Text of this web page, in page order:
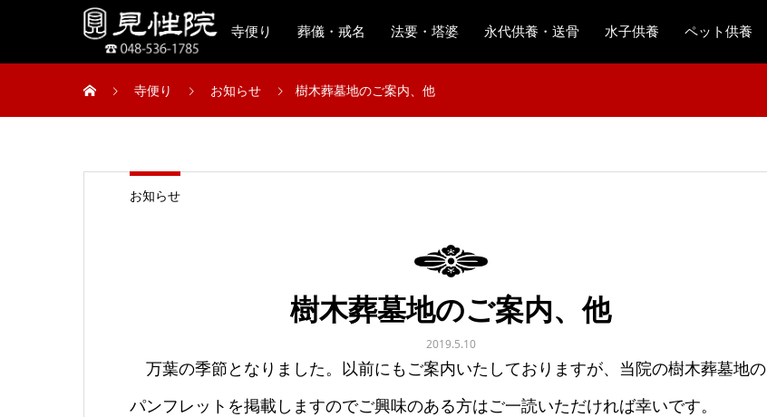
寺便り 葬儀・戒名 法要・塔婆 永代供養・送骨 水子供養 ペット供養
寺便り お知らせ 樹木葬墓地のご案内、他
お知らせ
樹木葬墓地のご案内、他
2019.5.10
万葉の季節となりました。以前にもご案内いたしておりますが、当院の樹木葬墓地の
パンフレットを掲載しますのでご興味のある方はご一読いただければ幸いです。